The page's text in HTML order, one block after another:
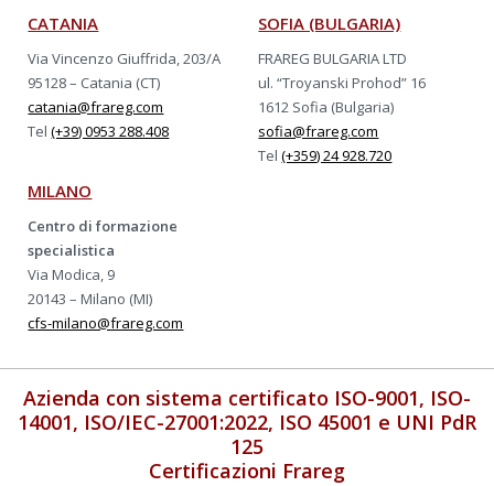
CATANIA
Via Vincenzo Giuffrida, 203/A
95128 – Catania (CT)
catania@frareg.com
Tel(+39) 0953 288.408
SOFIA (BULGARIA)
FRAREG BULGARIA LTD
ul. “Troyanski Prohod” 16
1612 Sofia (Bulgaria)
sofia@frareg.com
Tel(+359) 24 928.720
MILANO
Centro di formazione
specialistica
Via Modica, 9
20143 – Milano (MI)
cfs-milano@frareg.com
Azienda con sistema certificato ISO-9001, ISO-
14001, ISO/IEC-27001:2022, ISO 45001 e UNI PdR
125
Certificazioni Frareg